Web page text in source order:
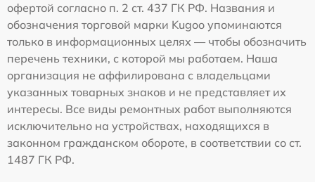
офертой согласно п. 2 ст. 437 ГК РФ. Названия и
обозначения торговой марки Kugoo упоминаются
только в информационных целях — чтобы обозначить
перечень техники, с которой мы работаем. Наша
организация не аффилирована с владельцами
указанных товарных знаков и не представляет их
интересы. Все виды ремонтных работ выполняются
исключительно на устройствах, находящихся в
законном гражданском обороте, в соответствии со ст.
1487 ГК РФ.